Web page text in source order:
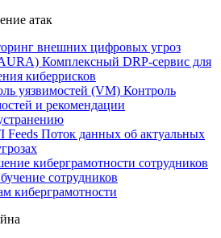
атак
внешних цифровых угроз
Комплексный DRP-сервис для
киберрисков
уязвимостей (VM) Контроль
и рекомендации
Feeds Поток данных об актуальных
киберграмотности сотрудников
сотрудников
киберграмотности